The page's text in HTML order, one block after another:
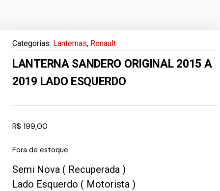
Categorias: Lanternas, Renault
LANTERNA SANDERO ORIGINAL 2015 A
2019 LADO ESQUERDO
R$ 199,00
Fora de estoque
Semi Nova ( Recuperada )
Lado Esquerdo ( Motorista )